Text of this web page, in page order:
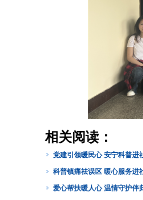
相关阅读：
党建引领暖民心 安宁科普进
科普镇痛祛误区 暖心服务进
爱心帮扶暖人心 温情守护伴